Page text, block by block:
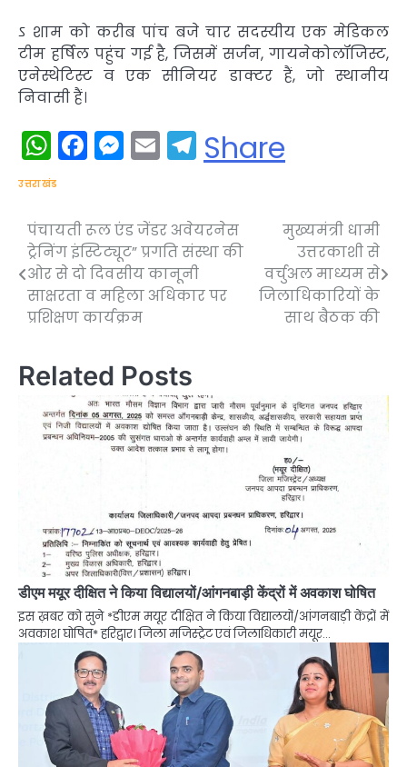
ऽ शाम को करीब पांच बजे चार सदस्यीय एक मेडिकल
टीम हर्षिल पहुंच गई है, जिसमें सर्जन, गायनेकोलॉजिस्ट,
एनेस्थेटिस्ट व एक सीनियर डाक्टर हैं, जो स्थानीय
निवासी हैं।
WhatsApp
Facebook
Messenger
EmailTelegram
Share
उत्तराखंड
Post
navigation
पंचायती रूल एंड जेंडर अवेयरनेस
ट्रेनिंग इंस्टिट्यूट” प्रगति संस्था की
ओर से दो दिवसीय कानूनी
साक्षरता व महिला अधिकार पर
प्रशिक्षण कार्यक्रम
मुख्यमंत्री धामी
उत्तरकाशी से
वर्चुअल माध्यम से
जिलाधिकारियों के
साथ बैठक की
Related Posts
डीएम मयूर दीक्षित ने किया विद्यालयों/आंगनबाड़ी केंद्रों में अवकाश घोषित
इस ख़बर को सुने *डीएम मयूर दीक्षित ने किया विद्यालयों/आंगनबाड़ी केंद्रों में
अवकाश घोषित* हरिद्वार। जिला मजिस्ट्रेट एवं जिलाधिकारी मयूर…